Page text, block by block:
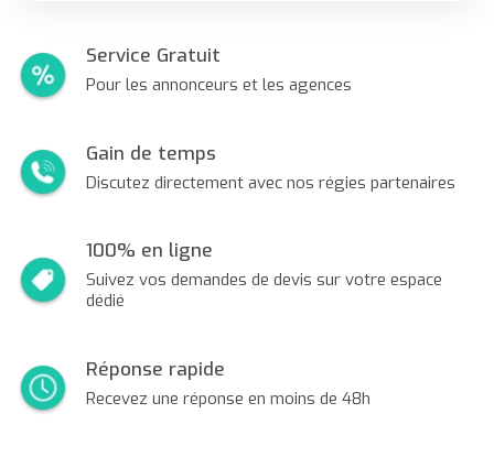
Service Gratuit
Pour les annonceurs et les agences
Gain de temps
Discutez directement avec nos régies partenaires
100% en ligne
Suivez vos demandes de devis sur votre espace
dédié
Réponse rapide
Recevez une réponse en moins de 48h